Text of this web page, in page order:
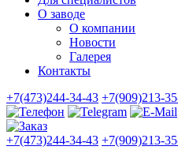
О заводе
О компании
Новости
Галерея
Контакты
+7(473)244-34-43 +7(909)213-
+7(473)244-34-43 +7(909)213-